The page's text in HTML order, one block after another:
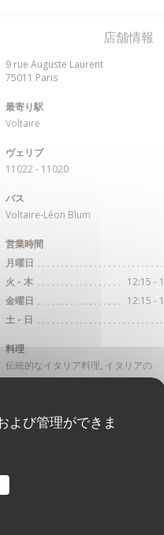
よび管理ができま
店舗情報
9 rue Auguste Laurent
75011 Paris((新しいウィンドウで開き
最寄り駅
Voltaire
ヴェリブ
11022 - 11020
バス
Voltaire-Léon Blum
営業時間
月曜日
火 - 木 12:15 -
金曜日
12:15 -
土 - 日
料理
伝統的なイタリア料理, イタリアの
アメックス, チケ・レストラン (食券